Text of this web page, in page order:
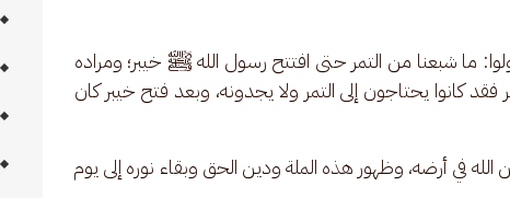
ما شبعنا من التمر حتى افتتح رسول الله ﷺ خيبر؛ ومراده
كانوا يحتاجون إلى التمر ولا يجدونه، وبعد فتح خيبر كان
في أرضه، وظهور هذه الملة ودين الحق وبقاء نوره إلى يوم